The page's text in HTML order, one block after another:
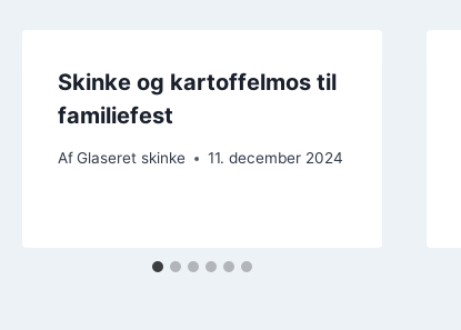
Skinke og kartoffelmos til
familiefest
Af Glaseret skinke 11. december 2024